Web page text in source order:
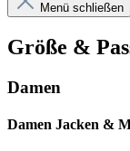
Menü schließen
Größe &
Damen
Damen Jacken &